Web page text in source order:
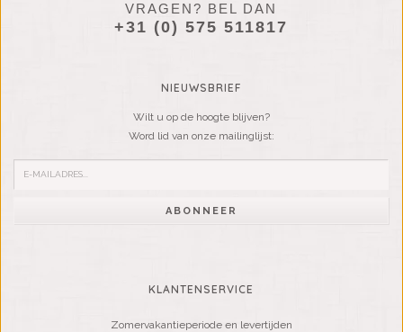
VRAGEN? BEL DAN
+31 (0) 575 511817
NIEUWSBRIEF
Wilt u op de hoogte blijven?
Word lid van onze mailinglijst:
ABONNEER
KLANTENSERVICE
Zomervakantieperiode en levertijden